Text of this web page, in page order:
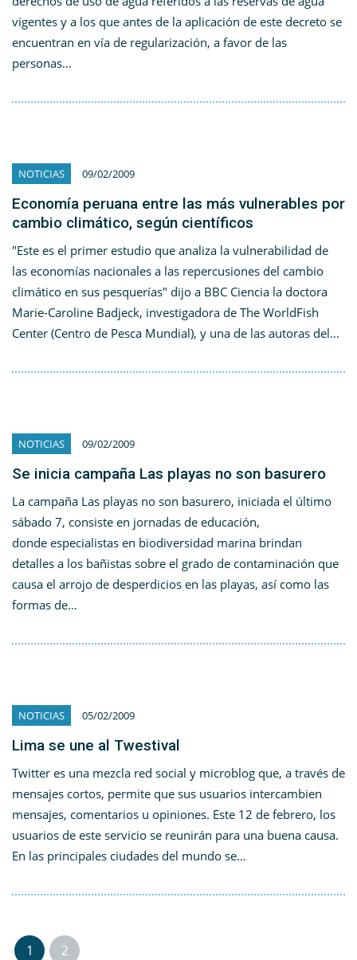
vigentes y a los que antes de la aplicación de este decreto se
encuentran en vía de regularización, a favor de las
personas…
NOTICIAS 09/02/2009
Economía peruana entre las más vulnerables por
cambio climático, según científicos
"Este es el primer estudio que analiza la vulnerabilidad de
las economías nacionales a las repercusiones del cambio
climático en sus pesquerías" dijo a BBC Ciencia la doctora
Marie-Caroline Badjeck, investigadora de The WorldFish
Center (Centro de Pesca Mundial), y una de las autoras del…
NOTICIAS 09/02/2009
Se inicia campaña Las playas no son basurero
La campaña Las playas no son basurero, iniciada el último
sábado 7, consiste en jornadas de educación,
donde especialistas en biodiversidad marina brindan
detalles a los bañistas sobre el grado de contaminación que
causa el arrojo de desperdicios en las playas, así como las
formas de…
NOTICIAS 05/02/2009
Lima se une al Twestival
Twitter es una mezcla red social y microblog que, a través de
mensajes cortos, permite que sus usuarios intercambien
mensajes, comentarios u opiniones. Este 12 de febrero, los
usuarios de este servicio se reunirán para una buena causa.
En las principales ciudades del mundo se…
1 2